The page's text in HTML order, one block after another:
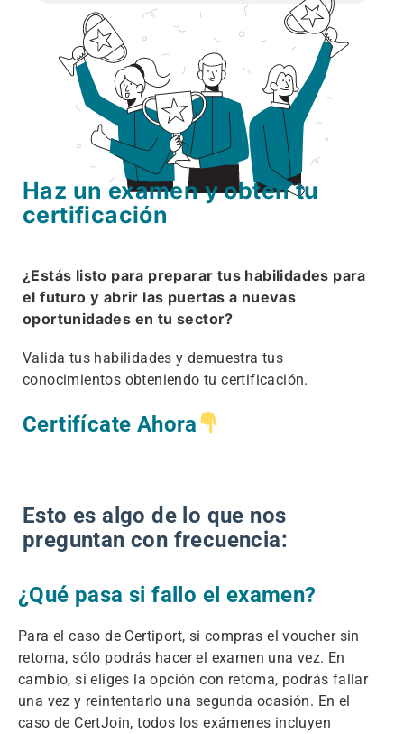
Haz un examen y obtén tu
certificación
¿Estás listo para preparar tus habilidades para
el futuro y abrir las puertas a nuevas
oportunidades en tu sector?
Valida tus habilidades y demuestra tus
conocimientos obteniendo tu certificación.
Certifícate Ahora
Esto es algo de lo que nos
preguntan con frecuencia:
¿Qué pasa si fallo el examen?
Para el caso de Certiport, si compras el voucher sin
retoma, sólo podrás hacer el examen una vez. En
cambio, si eliges la opción con retoma, podrás fallar
una vez y reintentarlo una segunda ocasión. En el
caso de CertJoin, todos los exámenes incluyen